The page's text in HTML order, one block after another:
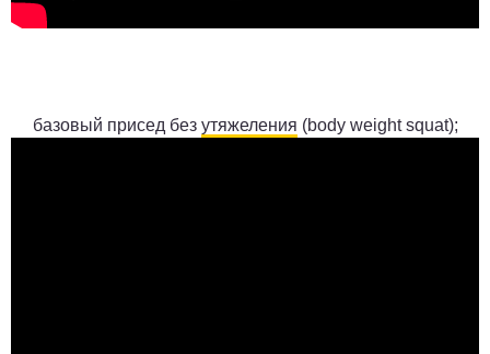
базовый присед без утяжеления (body weight squat);